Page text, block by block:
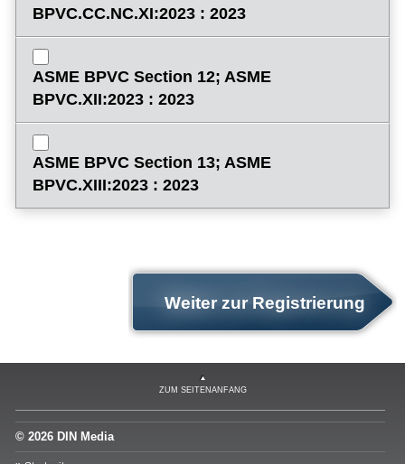
BPVC.CC.NC.XI:2023 : 2023
ASME BPVC Section 12; ASME
BPVC.XII:2023 : 2023
ASME BPVC Section 13; ASME
BPVC.XIII:2023 : 2023
Weiter zur Registrierung
ZUM SEITENANFANG
© 2026 DIN Media